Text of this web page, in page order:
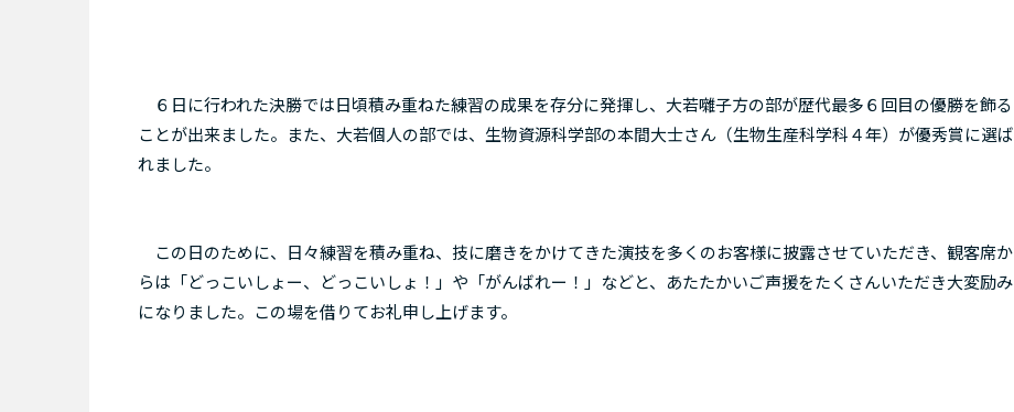
６日に行われた決勝では日頃積み重ねた練習の成果を存分に発揮し、大若囃子方の部が歴代最多６回目の優勝を飾る
ことが出来ました。また、大若個人の部では、生物資源科学部の本間大士さん（生物生産科学科４年）が優秀賞に選ば
れました。
この日のために、日々練習を積み重ね、技に磨きをかけてきた演技を多くのお客様に披露させていただき、観客席か
らは「どっこいしょー、どっこいしょ！」や「がんばれー！」などと、あたたかいご声援をたくさんいただき大変励み
になりました。この場を借りてお礼申し上げます。